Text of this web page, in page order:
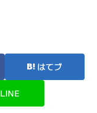
はてブ
LINE